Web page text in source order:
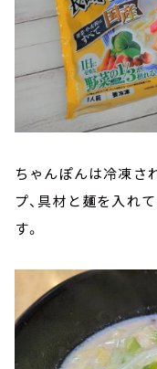
ちゃんぽんは冷凍さ
プ、具材と麺を入れ
す。